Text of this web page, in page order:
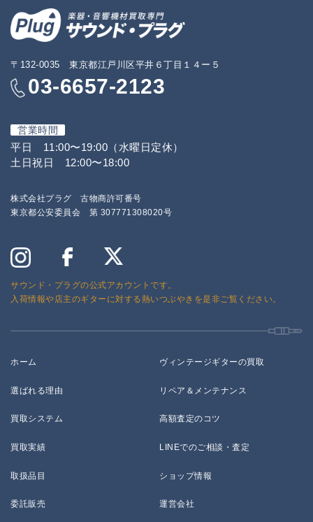
〒132-0035 東京都江戸川区平井６丁目１４ー５
03-6657-2123
営業時間
平日 11:00〜19:00（水曜日定休）
土日祝日 12:00〜18:00
株式会社プラグ 古物商許可番号
東京都公安委員会 第 307771308020号
サウンド・プラグの公式アカウントです。
入荷情報や店主のギターに対する熱いつぶやきを是非ご覧ください。
ホーム
選ばれる理由
買取システム
買取実績
取扱品目
委託販売
ヴィンテージギターの買取
リペア＆メンテナンス
高額査定のコツ
LINEでのご相談・査定
ショップ情報
運営会社